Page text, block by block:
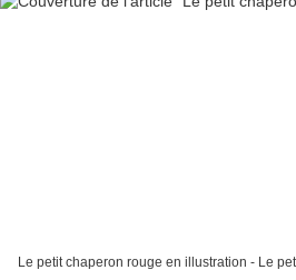
Le petit chaperon rouge en illustration - Le